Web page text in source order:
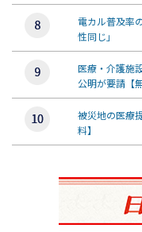
電カル普及
性同じ」
医療・介護施
公明が要請【無
被災地の医
料】